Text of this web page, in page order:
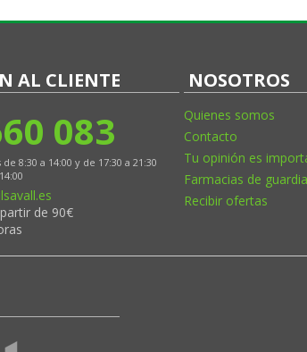
AL CLIENTE
083
8:30 a 14:00 y de 17:30 a 21:30
de 90€
NOSOTROS
Quienes somos
Contacto
Tu opinión es
Farmacias de guardia
Recibir ofertas